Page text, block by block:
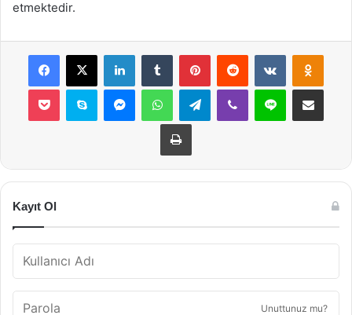
etmektedir.
Facebook
X LinkedInTumblr PinterestReddit VKontakte
Pocket Skype MessengerWhatsAppTelegramViber Line E-Posta ile
Yazdır
Kayıt Ol
Unuttunuz mu?